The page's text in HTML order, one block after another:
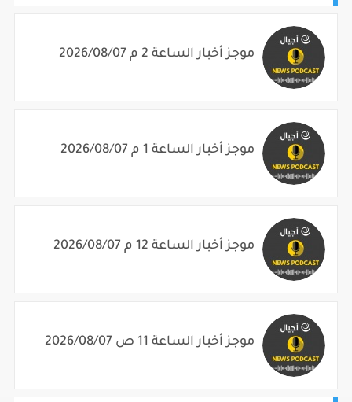
موجز أخبار الساعة 2 م 2026/08/07
موجز أخبار الساعة 1 م 2026/08/07
موجز أخبار الساعة 12 م 2026/08/07
موجز أخبار الساعة 11 ص 2026/08/07